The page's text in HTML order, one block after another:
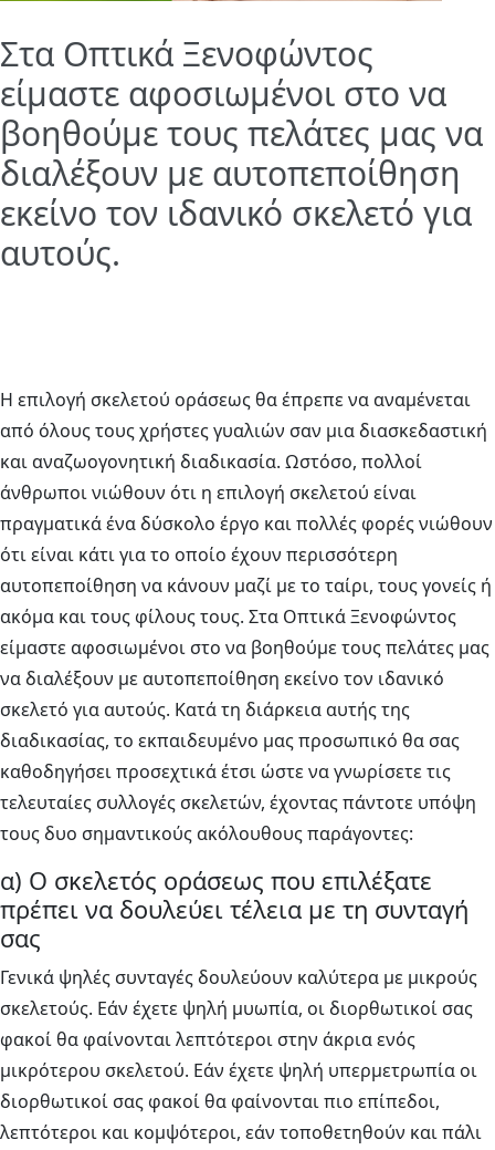
Στα Οπτικά Ξενοφώντος
είμαστε αφοσιωμένοι στο να
βοηθούμε τους πελάτες μας να
διαλέξουν με αυτοπεποίθηση
εκείνο τον ιδανικό σκελετό για
αυτούς.
Η επιλογή σκελετού οράσεως θα έπρεπε να αναμένεται
από όλους τους χρήστες γυαλιών σαν μια διασκεδαστική
και αναζωογονητική διαδικασία. Ωστόσο, πολλοί
άνθρωποι νιώθουν ότι η επιλογή σκελετού είναι
πραγματικά ένα δύσκολο έργο και πολλές φορές νιώθουν
ότι είναι κάτι για το οποίο έχουν περισσότερη
αυτοπεποίθηση να κάνουν μαζί με το ταίρι, τους γονείς ή
ακόμα και τους φίλους τους. Στα Οπτικά Ξενοφώντος
είμαστε αφοσιωμένοι στο να βοηθούμε τους πελάτες μας
να διαλέξουν με αυτοπεποίθηση εκείνο τον ιδανικό
σκελετό για αυτούς. Κατά τη διάρκεια αυτής της
διαδικασίας, το εκπαιδευμένο μας προσωπικό θα σας
καθοδηγήσει προσεχτικά έτσι ώστε να γνωρίσετε τις
τελευταίες συλλογές σκελετών, έχοντας πάντοτε υπόψη
τους δυο σημαντικούς ακόλουθους παράγοντες:
α) Ο σκελετός οράσεως που επιλέξατε
πρέπει να δουλεύει τέλεια με τη συνταγή
σας
Γενικά ψηλές συνταγές δουλεύουν καλύτερα με μικρούς
σκελετούς. Εάν έχετε ψηλή μυωπία, οι διορθωτικοί σας
φακοί θα φαίνονται λεπτότεροι στην άκρια ενός
μικρότερου σκελετού. Εάν έχετε ψηλή υπερμετρωπία οι
διορθωτικοί σας φακοί θα φαίνονται πιο επίπεδοι,
λεπτότεροι και κομψότεροι, εάν τοποθετηθούν και πάλι